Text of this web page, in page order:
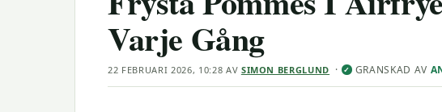
Varje Gång
22 FEBRUARI 2026, 10:28 AV SIMON BERGLUND · ✓ GRANSKAD AV